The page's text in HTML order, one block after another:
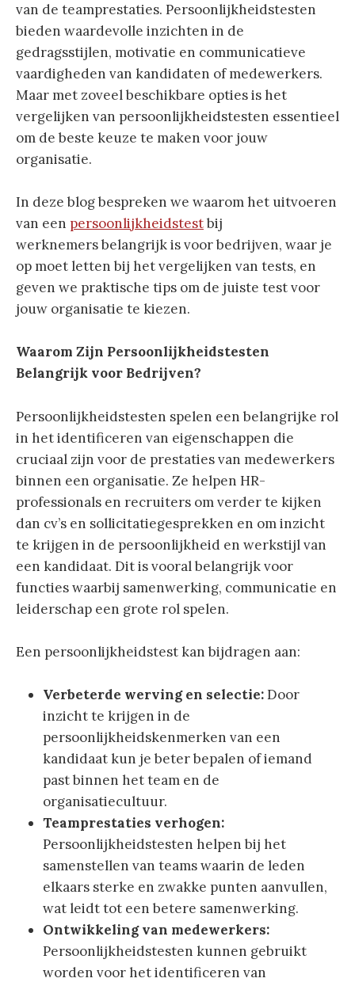
van de teamprestaties. Persoonlijkheidstesten
bieden waardevolle inzichten in de
gedragsstijlen, motivatie en communicatieve
vaardigheden van kandidaten of medewerkers.
Maar met zoveel beschikbare opties is het
vergelijken van persoonlijkheidstesten essentieel
om de beste keuze te maken voor jouw
organisatie.
In deze blog bespreken we waarom het uitvoeren
van een persoonlijkheidstestbij
werknemers belangrijk is voor bedrijven, waar je
op moet letten bij het vergelijken van tests, en
geven we praktische tips om de juiste test voor
jouw organisatie te kiezen.
Waarom Zijn Persoonlijkheidstesten
Belangrijk voor Bedrijven?
Persoonlijkheidstesten spelen een belangrijke rol
in het identificeren van eigenschappen die
cruciaal zijn voor de prestaties van medewerkers
binnen een organisatie. Ze helpen HR-
professionals en recruiters om verder te kijken
dan cv’s en sollicitatiegesprekken en om inzicht
te krijgen in de persoonlijkheid en werkstijl van
een kandidaat. Dit is vooral belangrijk voor
functies waarbij samenwerking, communicatie en
leiderschap een grote rol spelen.
Een persoonlijkheidstest kan bijdragen aan:
Verbeterde werving en selectie:Door
inzicht te krijgen in de
persoonlijkheidskenmerken van een
kandidaat kun je beter bepalen of iemand
past binnen het team en de
organisatiecultuur.
Teamprestaties verhogen:
Persoonlijkheidstesten helpen bij het
samenstellen van teams waarin de leden
elkaars sterke en zwakke punten aanvullen,
wat leidt tot een betere samenwerking.
Ontwikkeling van medewerkers:
Persoonlijkheidstesten kunnen gebruikt
worden voor het identificeren van